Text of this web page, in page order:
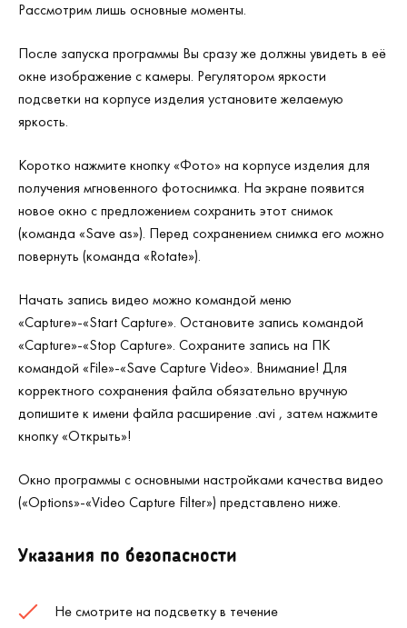
Рассмотрим лишь основные моменты.
После запуска программы Вы сразу же должны увидеть в её
окне изображение с камеры. Регулятором яркости
подсветки на корпусе изделия установите желаемую
яркость.
Коротко нажмите кнопку «Фото» на корпусе изделия для
получения мгновенного фотоснимка. На экране появится
новое окно с предложением сохранить этот снимок
(команда «Save as»). Перед сохранением снимка его можно
повернуть (команда «Rotate»).
Начать запись видео можно командой меню
«Capture»-«Start Capture». Остановите запись командой
«Capture»-«Stop Capture». Сохраните запись на ПК
командой «File»-«Save Capture Video». Внимание! Для
корректного сохранения файла обязательно вручную
допишите к имени файла расширение .avi , затем нажмите
кнопку «Открыть»!
Окно программы с основными настройками качества видео
(«Options»-«Video Capture Filter») представлено ниже.
Указания по безопасности
Не смотрите на подсветку в течение